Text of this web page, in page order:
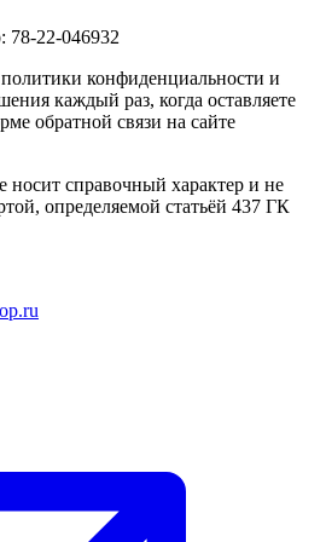
78-22-046932
конфиденциальности и
каждый раз, когда оставляете
обратной связи на сайте
носит справочный характер и не
определяемой статьёй 437 ГК